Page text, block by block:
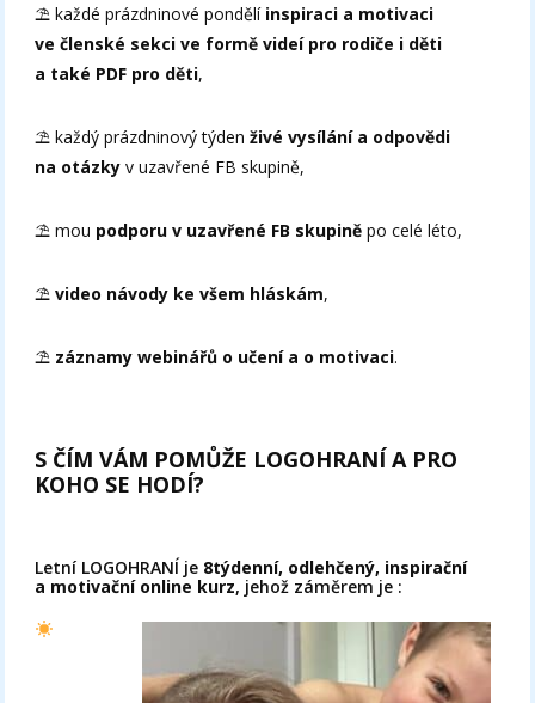
⛱ každé prázdninové pondělí inspiraci a motivaci
ve členské sekci ve formě videí pro rodiče i děti
a také PDF pro děti,
⛱ každý prázdninový týdenživé vysílání a odpovědi
na otázky v uzavřené FB skupině,
⛱ mou podporu v uzavřené FB skupině po celé léto,
⛱ video návody ke všem hláskám,
⛱ záznamy webinářů o učení a o motivaci.
S ČÍM VÁM POMŮŽE LOGOHRANÍ A PRO
KOHO SE HODÍ?
Letní LOGOHRANÍ je 8týdenní, odlehčený, inspirační
a motivační online kurz, jehož záměrem je :